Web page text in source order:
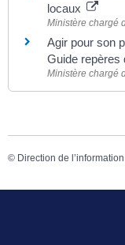
locaux
Ministère chargé
Agir pour son
Guide repères
Ministère chargé
© Direction de